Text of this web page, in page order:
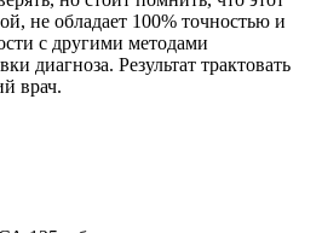
не обладает 100% точностью и
с другими методами
диагноза. Результат трактовать
врач.